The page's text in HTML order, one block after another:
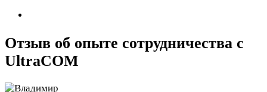
Отзыв об опыте сотрудничества с
UltraCOM